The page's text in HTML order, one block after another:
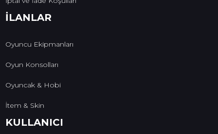
İLANLAR
Oyuncu Ekipmanları
Oyun Konsolları
Oyuncak & Hobi
İtem & Skin
KULLANICI